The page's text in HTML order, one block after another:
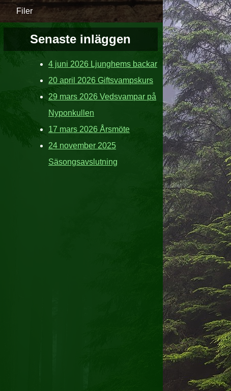
Filer
Senaste inläggen
4 juni 2026 Ljunghems backar
20 april 2026 Giftsvampskurs
29 mars 2026 Vedsvampar på
Nyponkullen
17 mars 2026 Årsmöte
24 november 2025
Säsongsavslutning